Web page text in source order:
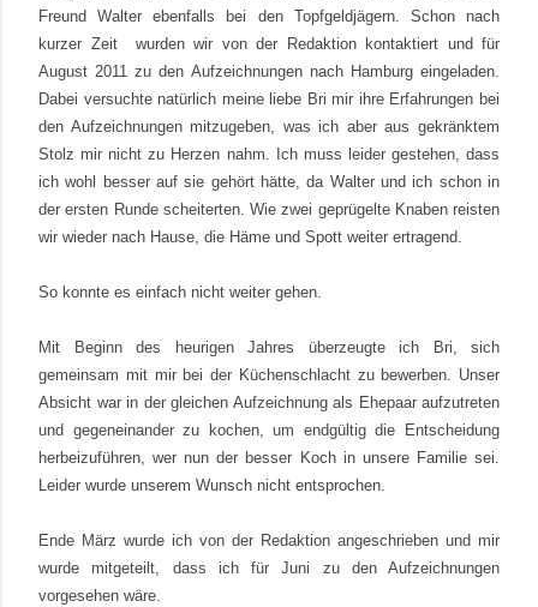
Freund Walter ebenfalls bei den Topfgeldjägern. Schon nach
kurzer Zeit
wurden wir von der Redaktion kontaktiert und für
August 2011 zu den Aufzeichnungen nach Hamburg eingeladen.
Dabei versuchte natürlich meine liebe Bri mir ihre Erfahrungen bei
den Aufzeichnungen mitzugeben, was ich aber aus gekränktem
Stolz mir nicht zu Herzen nahm. Ich muss leider gestehen, dass
ich wohl besser auf sie gehört hätte, da Walter und ich schon in
der ersten Runde scheiterten. Wie zwei geprügelte Knaben reisten
wir wieder nach Hause, die Häme und Spott weiter ertragend.
So konnte es einfach nicht weiter gehen.
Mit Beginn des heurigen Jahres überzeugte ich Bri, sich
gemeinsam mit mir bei der Küchenschlacht zu bewerben. Unser
Absicht war in der gleichen Aufzeichnung als Ehepaar aufzutreten
und gegeneinander zu kochen, um endgültig die Entscheidung
herbeizuführen, wer nun der besser Koch in unsere Familie sei.
Leider wurde unserem Wunsch nicht entsprochen.
Ende März wurde ich von der Redaktion angeschrieben und mir
wurde mitgeteilt, dass ich für Juni zu den Aufzeichnungen
vorgesehen wäre.